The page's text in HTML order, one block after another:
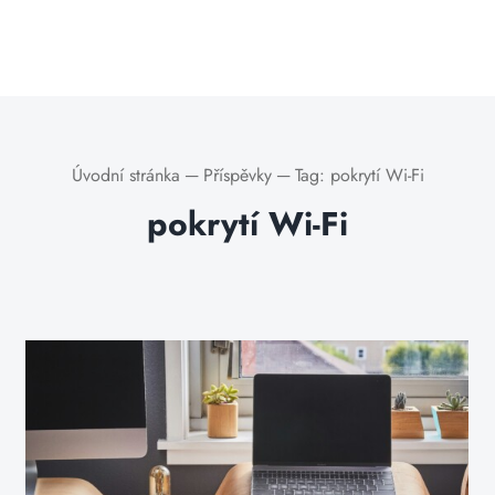
Úvodní stránka ─ Příspěvky ─ Tag: pokrytí Wi-Fi
pokrytí Wi-Fi